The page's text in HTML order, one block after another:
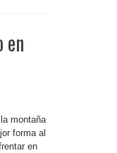
en
montaña
forma al
en